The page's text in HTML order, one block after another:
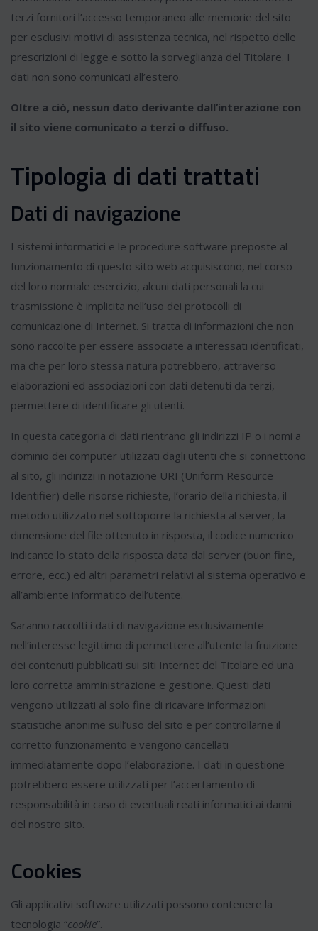
terzi fornitori l’accesso temporaneo alle memorie del sito
per esclusivi motivi di assistenza tecnica, nel rispetto delle
prescrizioni di legge e sotto la sorveglianza del Titolare. I
dati non sono comunicati all’estero.
Oltre a ciò, nessun dato derivante dall’interazione con
il sito viene comunicato a terzi o diffuso.
Tipologia di dati trattati
Dati di navigazione
I sistemi informatici e le procedure software preposte al
funzionamento di questo sito web acquisiscono, nel corso
del loro normale esercizio, alcuni dati personali la cui
trasmissione è implicita nell’uso dei protocolli di
comunicazione di Internet. Si tratta di informazioni che non
sono raccolte per essere associate a interessati identificati,
ma che per loro stessa natura potrebbero, attraverso
elaborazioni ed associazioni con dati detenuti da terzi,
permettere di identificare gli utenti.
In questa categoria di dati rientrano gli indirizzi IP o i nomi a
dominio dei computer utilizzati dagli utenti che si connettono
al sito, gli indirizzi in notazione URI (Uniform Resource
Identifier) delle risorse richieste, l’orario della richiesta, il
metodo utilizzato nel sottoporre la richiesta al server, la
dimensione del file ottenuto in risposta, il codice numerico
indicante lo stato della risposta data dal server (buon fine,
errore, ecc.) ed altri parametri relativi al sistema operativo e
all’ambiente informatico dell’utente.
Saranno raccolti i dati di navigazione esclusivamente
nell’interesse legittimo di permettere all’utente la fruizione
dei contenuti pubblicati sui siti Internet del Titolare ed una
loro corretta amministrazione e gestione. Questi dati
vengono utilizzati al solo fine di ricavare informazioni
statistiche anonime sull’uso del sito e per controllarne il
corretto funzionamento e vengono cancellati
immediatamente dopo l’elaborazione. I dati in questione
potrebbero essere utilizzati per l’accertamento di
responsabilità in caso di eventuali reati informatici ai danni
del nostro sito.
Cookies
Gli applicativi software utilizzati possono contenere la
tecnologia “cookie”.